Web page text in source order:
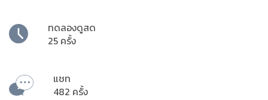
ทดลองดูสด
25 ครั้ง
แชท
482 ครั้ง